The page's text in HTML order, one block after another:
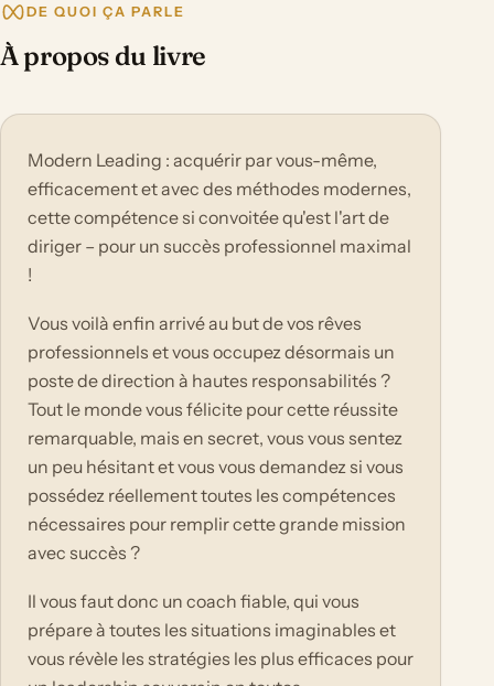
DE QUOI ÇA PARLE
À propos du livre
Modern Leading : acquérir par vous-même,
efficacement et avec des méthodes modernes,
cette compétence si convoitée qu'est l'art de
diriger – pour un succès professionnel maximal
!
Vous voilà enfin arrivé au but de vos rêves
professionnels et vous occupez désormais un
poste de direction à hautes responsabilités ?
Tout le monde vous félicite pour cette réussite
remarquable, mais en secret, vous vous sentez
un peu hésitant et vous vous demandez si vous
possédez réellement toutes les compétences
nécessaires pour remplir cette grande mission
avec succès ?
Il vous faut donc un coach fiable, qui vous
prépare à toutes les situations imaginables et
vous révèle les stratégies les plus efficaces pour